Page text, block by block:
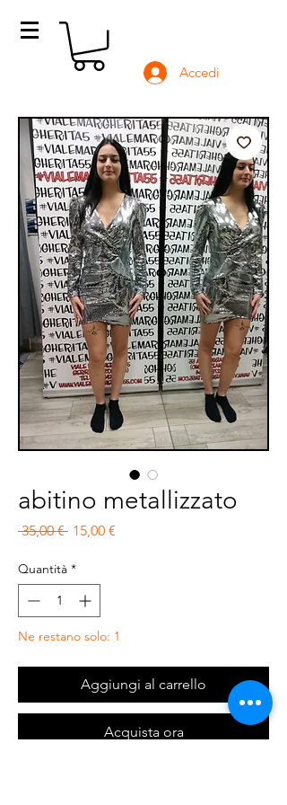
Accedi
abitino metallizzato
35,00 € Prezzo regolare
15,00 €
Quantità *
Ne restano solo: 1
Aggiungi al carrello
Acquista ora